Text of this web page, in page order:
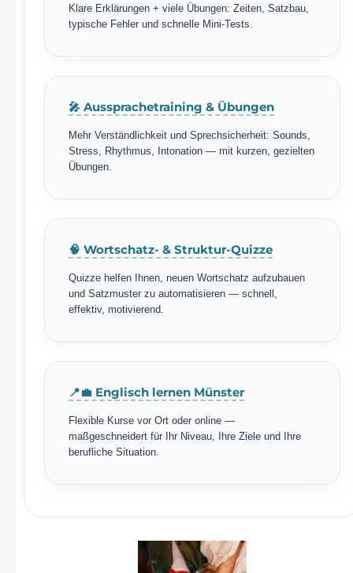
Klare Erklärungen + viele Übungen: Zeiten, Satzbau,
typische Fehler und schnelle Mini-Tests.
🎤 Aussprachetraining & Übungen
Mehr Verständlichkeit und Sprechsicherheit: Sounds,
Stress, Rhythmus, Intonation — mit kurzen, gezielten
Übungen.
🧠 Wortschatz- & Struktur-Quizze
Quizze helfen Ihnen, neuen Wortschatz aufzubauen
und Satzmuster zu automatisieren — schnell,
effektiv, motivierend.
📍💼 Englisch lernen Münster
Flexible Kurse vor Ort oder online —
maßgeschneidert für Ihr Niveau, Ihre Ziele und Ihre
berufliche Situation.